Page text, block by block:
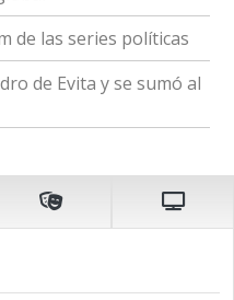
de las series políticas
de Evita y se sumó al